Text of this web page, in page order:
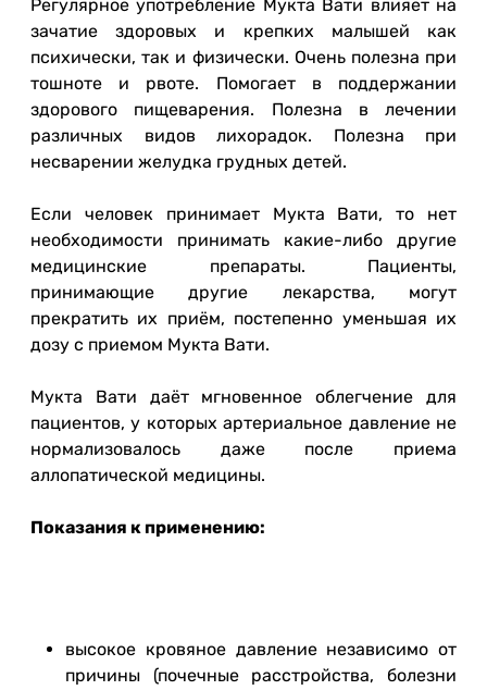
Регулярное употребление Мукта Вати влияет на
зачатие здоровых и крепких малышей как
психически, так и физически. Очень полезна при
тошноте и рвоте. Помогает в поддержании
здорового пищеварения. Полезна в лечении
различных видов лихорадок. Полезна при
несварении желудка грудных детей.
Если человек принимает Мукта Вати, то нет
необходимости принимать какие-либо другие
медицинские препараты. Пациенты,
принимающие другие лекарства, могут
прекратить их приём, постепенно уменьшая их
дозу с приемом Мукта Вати.
Мукта Вати даёт мгновенное облегчение для
пациентов, у которых артериальное давление не
нормализовалось даже после приема
аллопатической медицины.
Показания к применению:
высокое кровяное давление независимо от
причины (почечные расстройства, болезни